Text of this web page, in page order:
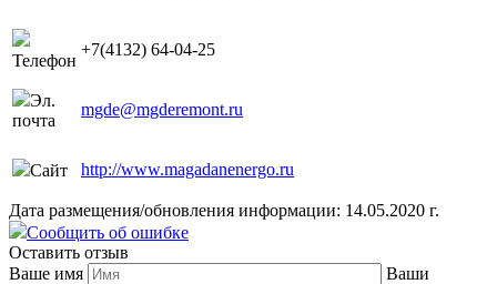
Телефон
+7(4132) 64-04-25
Эл.
почта
mgde@mgderemont.ru
Сайт http://www.magadanenergo.ru
Дата размещения/обновления информации: 14.05.2020 г.
Сообщить об ошибке
Оставить отзыв
Ваше имя
Ваши